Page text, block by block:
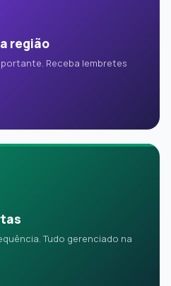
região
Receba lembretes
Tudo gerenciado na